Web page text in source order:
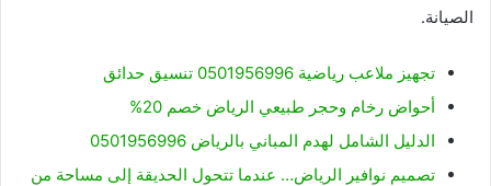
الصيانة.
تجهيز ملاعب رياضية 0501956996 تنسيق حدائق
أحواض رخام وحجر طبيعي الرياض خصم 20%
الدليل الشامل لهدم المباني بالرياض 0501956996
تصميم نوافير الرياض… عندما تتحول الحديقة إلى مساحة من